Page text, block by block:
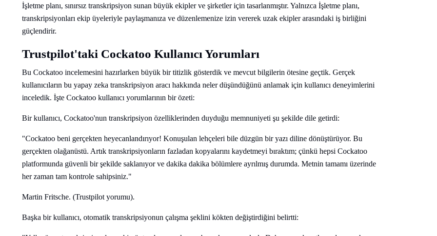
İşletme planı, sınırsız transkripsiyon sunan büyük ekipler ve şirketler için tasarlanmıştır. Yalnızca İşletme planı,
transkripsiyonları ekip üyeleriyle paylaşmanıza ve düzenlemenize izin vererek uzak ekipler arasındaki iş birliğini
güçlendirir.
Trustpilot'taki Cockatoo Kullanıcı Yorumları
Bu Cockatoo incelemesini hazırlarken büyük bir titizlik gösterdik ve mevcut bilgilerin ötesine geçtik. Gerçek
kullanıcıların bu yapay zeka transkripsiyon aracı hakkında neler düşündüğünü anlamak için kullanıcı deneyimlerini
inceledik. İşte Cockatoo kullanıcı yorumlarının bir özeti:
Bir kullanıcı, Cockatoo'nun transkripsiyon özelliklerinden duyduğu memnuniyeti şu şekilde dile getirdi:
"Cockatoo beni gerçekten heyecanlandırıyor! Konuşulan lehçeleri bile düzgün bir yazı diline dönüştürüyor. Bu
gerçekten olağanüstü. Artık transkripsiyonların fazladan kopyalarını kaydetmeyi bıraktım; çünkü hepsi Cockatoo
platformunda güvenli bir şekilde saklanıyor ve dakika dakika bölümlere ayrılmış durumda. Metnin tamamı üzerinde
her zaman tam kontrole sahipsiniz."
Martin Fritsche. (Trustpilot yorumu).
Başka bir kullanıcı, otomatik transkripsiyonun çalışma şeklini kökten değiştirdiğini belirtti: